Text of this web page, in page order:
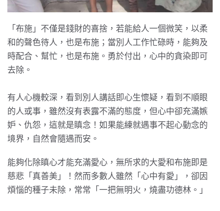
「布施」不僅是錢財的喜捨，若能給人一個微笑，以柔
和的聲色待人，也是布施；當別人工作忙碌時，能夠及
時配合、幫忙，也是布施。勇於付出，心中的貪染即可
去除。
有人心機較深，看到別人講話即心生懷疑，看到不順眼
的人或事，雖然沒有表露不滿的態度，但心中卻充滿嫉
妒、仇怨，這就是瞋念！如果能練就遇事不起心動念的
境界，自然會隨遇而安。
能夠化除瞋心才能充滿愛心，無所求的大愛和布施即是
慈悲「真善美」！然而多數人雖然「心中有愛」，卻因
煩惱的種子未除，常常「一把無明火，燒盡功德林。」